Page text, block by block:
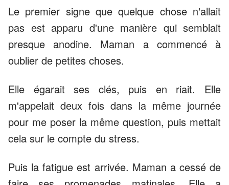
Le premier signe que quelque chose n'allait
pas est apparu d'une manière qui semblait
presque anodine. Maman a commencé à
oublier de petites choses.
Elle égarait ses clés, puis en riait. Elle
m'appelait deux fois dans la même journée
pour me poser la même question, puis mettait
cela sur le compte du stress.
Puis la fatigue est arrivée. Maman a cessé de